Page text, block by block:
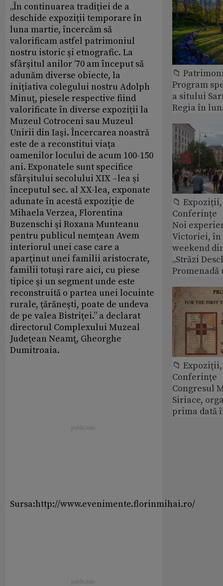
„În continuarea tradiţiei de a
deschide expoziţii temporare în
luna martie, încercăm să
valorificam astfel patrimoniul
nostru istoric şi etnografic. La
sfârşitul anilor ’70 am început să
adunăm diverse obiecte, la
iniţiativa colegului nostru Adolph
Minuţ, piesele respective fiind
valorificate în diverse expoziţii la
Muzeul Cotroceni sau Muzeul
Unirii din Iaşi. Încercarea noastră
este de a reconstitui viaţa
oamenilor locului de acum 100-150
ani. Exponatele sunt specifice
sfârşitului secolului XIX –lea şi
începutul sec. al XX-lea, exponate
adunate în acestă expoziţie de
Mihaela Verzea, Florentina
Buzenschi şi Roxana Munteanu
pentru publicul nemţean Avem
interiorul unei case care a
aparţinut unei familii aristocrate,
familii totuşi rare aici, cu piese
tipice şi un segment unde este
reconstruită o partea unei locuinte
rurale, ţărăneşti, poate de undeva
de pe valea Bistriţei.” a declarat
directorul Complexului Muzeal
Judeţean Neamţ, Gheorghe
Dumitroaia.
Sursa:http://www.evenimente.florinmihai.ro/
📁
Program
a sitului
Regia în
📁
Conferințe
Noi
Victoriei,
weekend
„Străzi
Promenadă
📁
Conferințe
Congresul
Siriace,
prima dată